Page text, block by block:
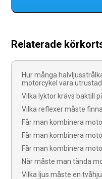
Relaterade
Hur många
motorcykel vara
Vilka lyktor krävs baktill
Vilka reflexer måste
Får man kombinera
Får man kombinera
Får man kombinera
När måste man tända
Vilka ljus måste en